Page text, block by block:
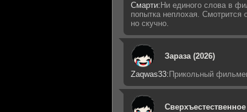
Смарти: Ни единого слова в
попытка неплохая. Смотрится
но скучно.
Зараза (2026)
Zaqwas33: Прикольный
Сверхъестественное